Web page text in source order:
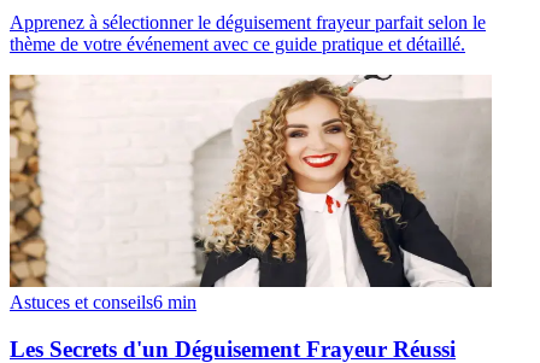
Apprenez à sélectionner le déguisement frayeur parfait selon le
thème de votre événement avec ce guide pratique et détaillé.
Astuces et conseils6 min
Les Secrets d'un Déguisement Frayeur Réussi